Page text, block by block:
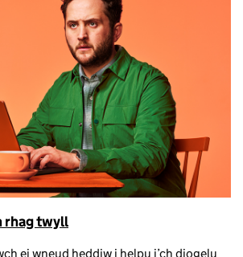
rhag twyll
ei wneud heddiw i helpu i’ch diogelu